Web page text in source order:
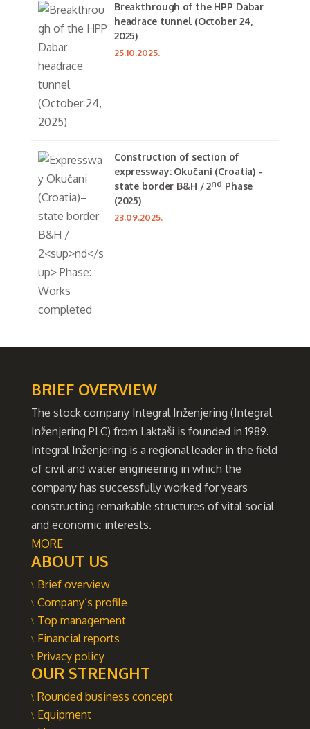
Breakthrough of the HPP Dabar
headrace tunnel (October 24,
2025)
25.10.2025.
Construction of section of
expressway: Okučani (Croatia) -
state border B&H / 2nd Phase
(2025)
23.09.2025.
BRIEF OVERVIEW
The stock company Integral Inženjering (Integral
Inženjering PLC) from Laktaši is founded in 1989.
Integral Inženjering is a regional leader in the field
of civil and water engineering in which the
company has successfully worked for years
constructing remarkable structures of vital social
and economic interests.
MORE
ABOUT US
Brief overview
Company’s profile
Top management
Financial reports
Privacy policy
OUR STRENGHT
Rounded business concept
Equipment